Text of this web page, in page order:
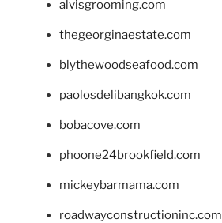
alvisgrooming.com
thegeorginaestate.com
blythewoodseafood.com
paolosdelibangkok.com
bobacove.com
phoone24brookfield.com
mickeybarmama.com
roadwayconstructioninc.com